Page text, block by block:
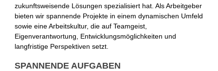
zukunftsweisende Lösungen spezialisiert hat. Als Arbeitgeber
bieten wir spannende Projekte in einem dynamischen Umfeld
sowie eine Arbeitskultur, die auf Teamgeist,
Eigenverantwortung, Entwicklungsmöglichkeiten und
langfristige Perspektiven setzt.
SPANNENDE AUFGABEN